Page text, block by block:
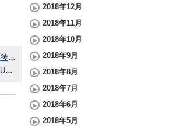
！
2018年12月
2018年11月
2018年10月
2018年9月
2018年8月
2018年7月
2018年6月
2018年5月